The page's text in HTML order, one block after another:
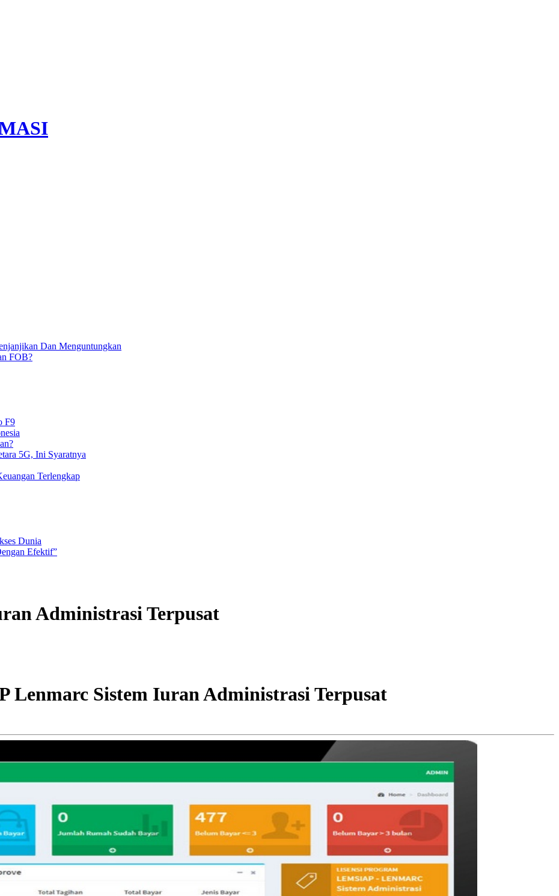
Dan Menguntungkan
FOB?
F9
5G, Ini Syaratnya
Terlengkap
Dunia
Efektif”
Administrasi Terpusat
Lenmarc Sistem Iuran Administrasi Terpusat